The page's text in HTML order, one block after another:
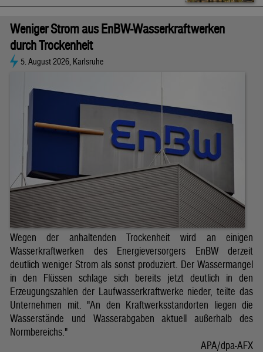
Weniger Strom aus EnBW-Wasserkraftwerken
durch Trockenheit
5. August 2026, Karlsruhe
Wegen der anhaltenden Trockenheit wird an einigen
Wasserkraftwerken des Energieversorgers EnBW derzeit
deutlich weniger Strom als sonst produziert. Der Wassermangel
in den Flüssen schlage sich bereits jetzt deutlich in den
Erzeugungszahlen der Laufwasserkraftwerke nieder, teilte das
Unternehmen mit. "An den Kraftwerksstandorten liegen die
Wasserstände und Wasserabgaben aktuell außerhalb des
Normbereichs."
APA/dpa-AFX